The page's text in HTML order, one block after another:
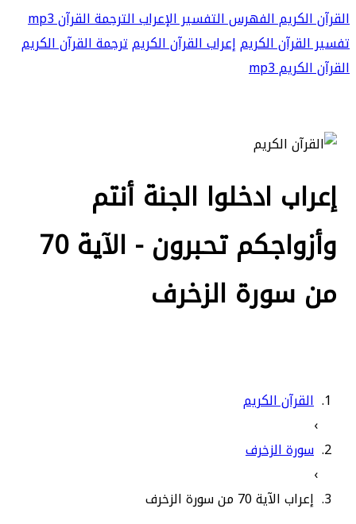
القرآن الكريمالفهرسالتفسيرالإعرابالترجمةالقرآن mp3
تفسير القرآن الكريمإعراب القرآن الكريمترجمة القرآن الكريم
القرآن الكريم mp3
إعراب ادخلوا الجنة أنتم
وأزواجكم تحبرون - الآية 70
من سورة الزخرف
القرآن الكريم
›
سورة الزخرف
›
إعراب الآية 70 من سورة الزخرف